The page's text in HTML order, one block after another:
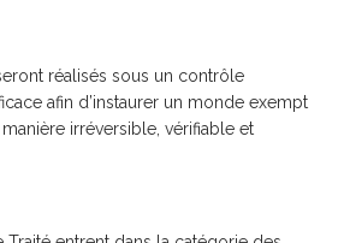
réalisés sous un contrôle
afin d’instaurer un monde exempt
irréversible, vérifiable et